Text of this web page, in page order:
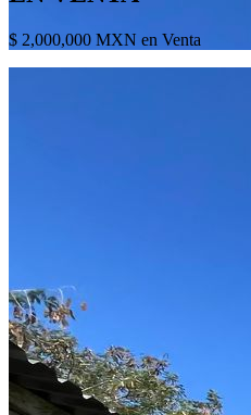
$ 2,000,000 MXN en Venta